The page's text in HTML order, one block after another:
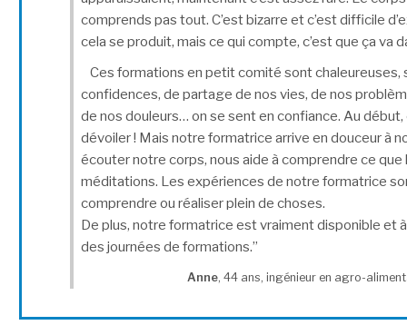
comprends pas tout. C’est bizarre et c’est difficile
cela se produit, mais ce qui compte, c’est que ça va
Ces formations en petit comité sont
confidences, de partage de nos vies, de nos
de nos douleurs… on se sent en confiance. Au début,
dévoiler ! Mais notre formatrice arrive en douceur à
écouter notre corps, nous aide à comprendre ce que
méditations. Les expériences de notre formatrice
comprendre ou réaliser plein de choses.
De plus, notre formatrice est vraiment disponible et
des journées de formations.”
Anne, 44 ans, ingénieur en agro-